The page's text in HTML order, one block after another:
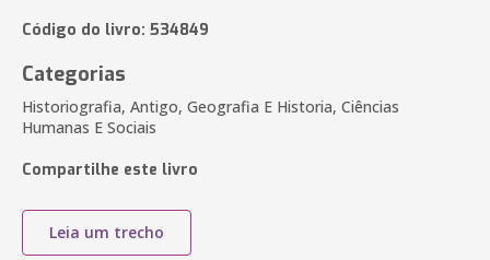
Código do livro: 534849
Categorias
Historiografia, Antigo, Geografia E Historia, Ciências
Humanas E Sociais
Compartilhe este livro
Leia um trecho